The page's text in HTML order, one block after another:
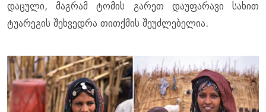
დაცული, მაგრამ ტომის გარეთ დაუფარავი სახით
ტუარეგის შეხვედრა თითქმის შეუძლებელია.